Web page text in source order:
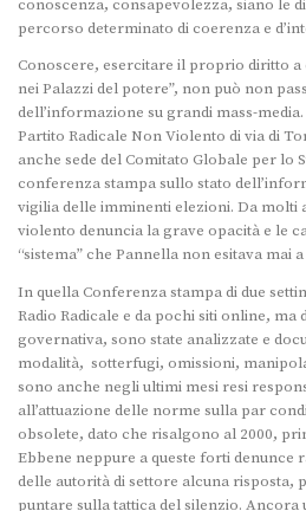
conoscenza, consapevolezza, siano le
percorso determinato di coerenza e
Conoscere, esercitare il proprio diritto a
nei Palazzi del potere”, non può non
dell’informazione su grandi mass-
Partito Radicale Non Violento di via di
anche sede del Comitato Globale per lo
conferenza stampa sullo stato
vigilia delle imminenti elezioni. Da molti
violento denuncia la grave opacità e le
“sistema” che Pannella non esitava mai
In quella Conferenza stampa di due
Radio Radicale e da pochi siti online, ma
governativa, sono state analizzate e
modalità, sotterfugi, omissioni,
sono anche negli ultimi mesi resi
all’attuazione delle norme sulla par
obsolete, dato che risalgono al 2000,
Ebbene neppure a queste forti denunce
delle autorità di settore alcuna risposta,
puntare sulla tattica del silenzio.